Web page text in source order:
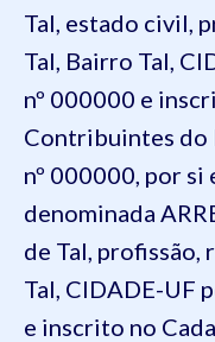
Tal, estado civil,
Tal, Bairro Tal,
nº 000000 e
Contribuintes do
nº 000000, por si
denominada
de Tal, profissão,
Tal, CIDADE-UF
e inscrito no